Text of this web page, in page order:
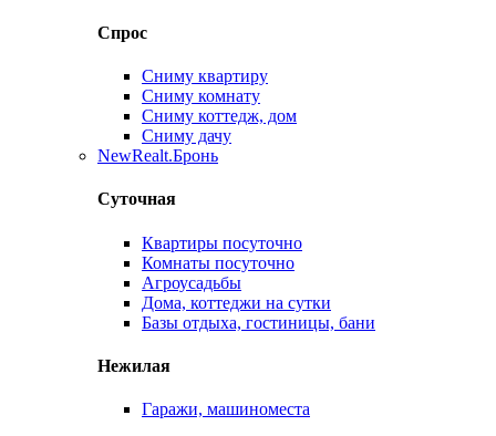
Спрос
Сниму квартиру
Сниму комнату
Сниму коттедж, дом
Сниму дачу
NewRealt.Бронь
Суточная
Квартиры посуточно
Комнаты посуточно
Агроусадьбы
Дома, коттеджи на сутки
Базы отдыха, гостиницы, бани
Нежилая
Гаражи, машиноместа